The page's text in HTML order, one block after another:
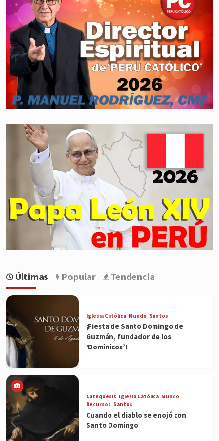
Últimas Popular Tendencia
Iglesia Católica Mundo Santos
¡Fiesta de Santo Domingo de
Guzmán, fundador de los
‘Dominicos’!
Catequesis Iglesia Católica Mundo
Recursos Santos
Cuando el diablo se enojó con
Santo Domingo